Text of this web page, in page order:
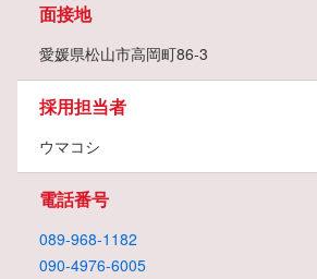
面接地
愛媛県松山市高岡町86-3
採用担当者
ウマコシ
電話番号
089-968-1182
090-4976-6005